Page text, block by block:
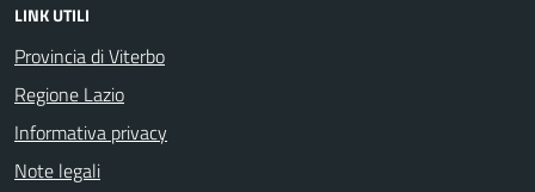
LINK UTILI
Provincia di Viterbo
Regione Lazio
Informativa privacy
Note legali